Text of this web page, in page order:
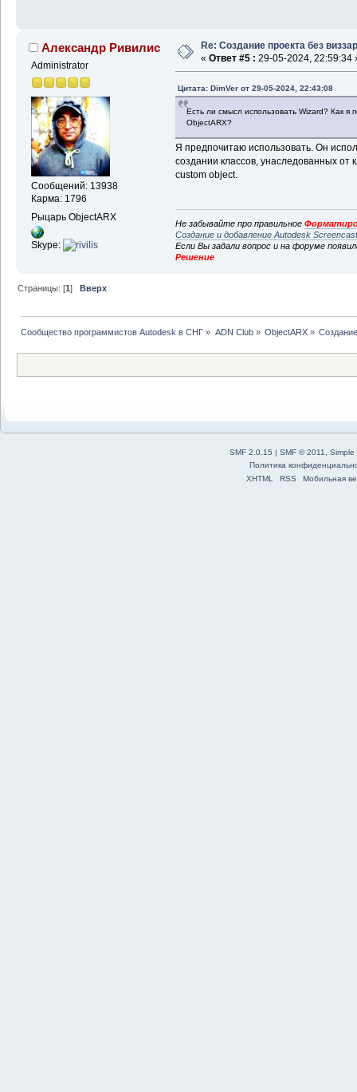
Александр Ривилис
Administrator
Сообщений: 13938
Карма: 1796
Рыцарь ObjectARX
Skype:
Re: Создание проекта без
« Ответ #5 : 29-05-2024, 22:59:34
Цитата: DimVer от 29-05-2024, 22:43:08
Есть ли смысл использовать Wizard? Как я
ObjectARX?
Я предпочитаю использовать. Он
создании классов, унаследованных
custom object.
Не забывайте про правильное
Создание и добавление Autodesk
Если Вы задали вопрос и на форуме
Решение
Страницы: [1] Вверх
Сообщество программистов Autodesk в СНГ » ADN Club» ObjectARX»
SMF 2.0.15 SMF © 2011, Simple
Политика
XHTML
RSS Мобильная